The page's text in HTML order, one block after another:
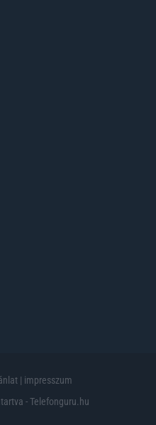
| impresszum
- Telefonguru.hu